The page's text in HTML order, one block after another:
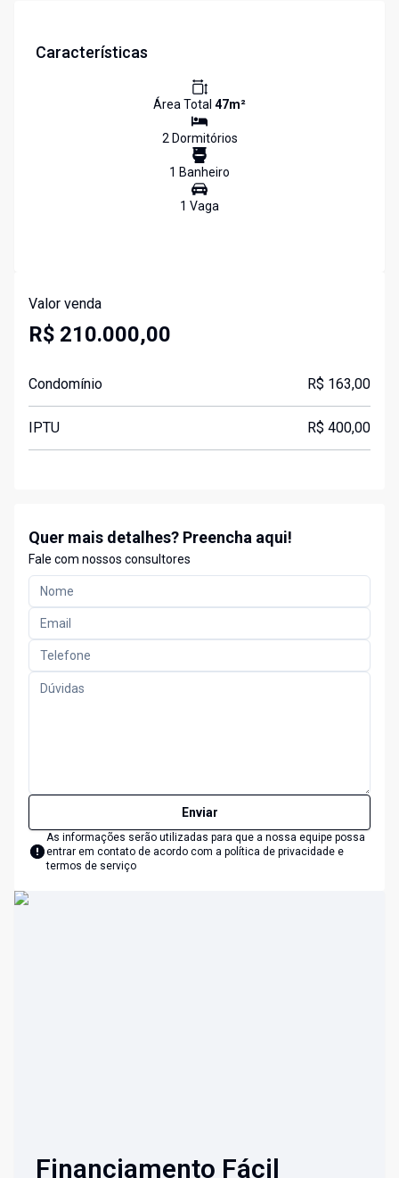
Características
Área Total 47m²
2Dormitórios
1 Banheiro
1 Vaga
Valor venda
R$ 210.000,00
Condomínio R$ 163,00
IPTU R$ 400,00
Quer mais detalhes? Preencha aqui!
Fale com nossos consultores
Enviar
As informações serão utilizadas para que a nossa equipe possa
entrar em contato de acordo com a política de privacidade e
termos de serviço
Financiamento Fácil